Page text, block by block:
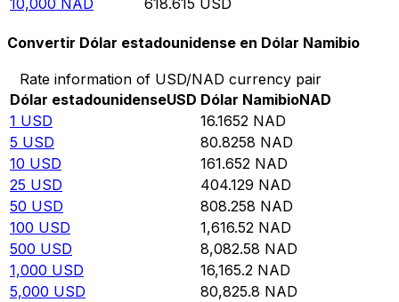
Convertir Dólar estadounidense en Dólar Namibio
Rate information of USD/NAD currency pair
Dólar estadounidenseUSD Dólar NamibioNAD
1 USD 16.1652 NAD
5 USD 80.8258 NAD
10 USD 161.652 NAD
25 USD 404.129 NAD
50 USD 808.258 NAD
100 USD 1,616.52 NAD
500 USD 8,082.58 NAD
1,000 USD 16,165.2 NAD
5,000 USD 80,825.8 NAD